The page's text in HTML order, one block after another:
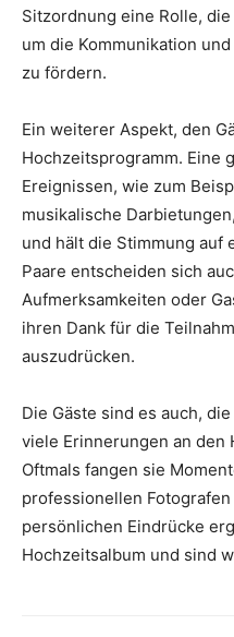
Sitzordnung eine Rolle,
um die Kommunikation
zu fördern.
Ein weiterer Aspekt, den
Hochzeitsprogramm. Eine
Ereignissen, wie zum
musikalische
und hält die Stimmung auf
Paare entscheiden sich
Aufmerksamkeiten oder
ihren Dank für die
auszudrücken.
Die Gäste sind es auch,
viele Erinnerungen an den
Oftmals fangen sie
professionellen
persönlichen Eindrücke
Hochzeitsalbum und sind